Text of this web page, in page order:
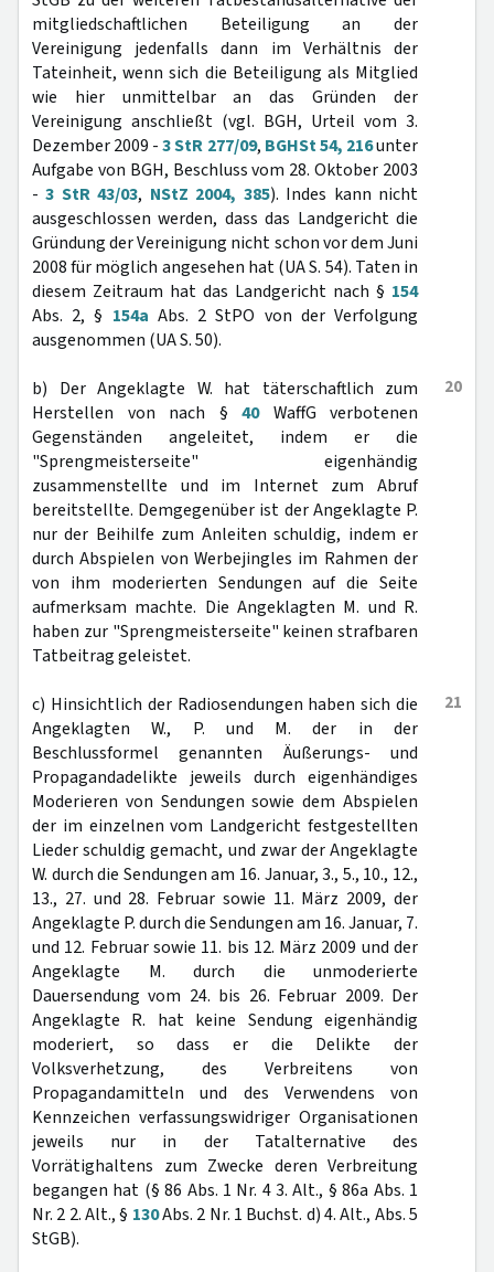
mitgliedschaftlichen Beteiligung an der
Vereinigung jedenfalls dann im Verhältnis der
Tateinheit, wenn sich die Beteiligung als Mitglied
wie hier unmittelbar an das Gründen der
Vereinigung anschließt (vgl. BGH, Urteil vom 3.
Dezember 2009 -3 StR 277/09, BGHSt 54, 216unter
Aufgabe von BGH, Beschluss vom 28. Oktober 2003
-3 StR 43/03, NStZ 2004, 385). Indes kann nicht
ausgeschlossen werden, dass das Landgericht die
Gründung der Vereinigung nicht schon vor dem Juni
2008 für möglich angesehen hat (UA S. 54). Taten in
diesem Zeitraum hat das Landgericht nach § 154
Abs. 2, § 154a Abs. 2 StPO von der Verfolgung
ausgenommen (UA S. 50).
20
b) Der Angeklagte W. hat täterschaftlich zum
Herstellen von nach § 40WaffG verbotenen
Gegenständen angeleitet, indem er die
"Sprengmeisterseite" eigenhändig
zusammenstellte und im Internet zum Abruf
bereitstellte. Demgegenüber ist der Angeklagte P.
nur der Beihilfe zum Anleiten schuldig, indem er
durch Abspielen von Werbejingles im Rahmen der
von ihm moderierten Sendungen auf die Seite
aufmerksam machte. Die Angeklagten M. und R.
haben zur "Sprengmeisterseite" keinen strafbaren
Tatbeitrag geleistet.
21
c) Hinsichtlich der Radiosendungen haben sich die
Angeklagten W., P. und M. der in der
Beschlussformel genannten Äußerungs- und
Propagandadelikte jeweils durch eigenhändiges
Moderieren von Sendungen sowie dem Abspielen
der im einzelnen vom Landgericht festgestellten
Lieder schuldig gemacht, und zwar der Angeklagte
W. durch die Sendungen am 16. Januar, 3., 5., 10., 12.,
13., 27. und 28. Februar sowie 11. März 2009, der
Angeklagte P. durch die Sendungen am 16. Januar, 7.
und 12. Februar sowie 11. bis 12. März 2009 und der
Angeklagte M. durch die unmoderierte
Dauersendung vom 24. bis 26. Februar 2009. Der
Angeklagte R. hat keine Sendung eigenhändig
moderiert, so dass er die Delikte der
Volksverhetzung, des Verbreitens von
Propagandamitteln und des Verwendens von
Kennzeichen verfassungswidriger Organisationen
jeweils nur in der Tatalternative des
Vorrätighaltens zum Zwecke deren Verbreitung
begangen hat (§ 86 Abs. 1 Nr. 4 3. Alt., § 86a Abs. 1
Nr. 2 2. Alt., § 130Abs. 2 Nr. 1 Buchst. d) 4. Alt., Abs. 5
StGB).